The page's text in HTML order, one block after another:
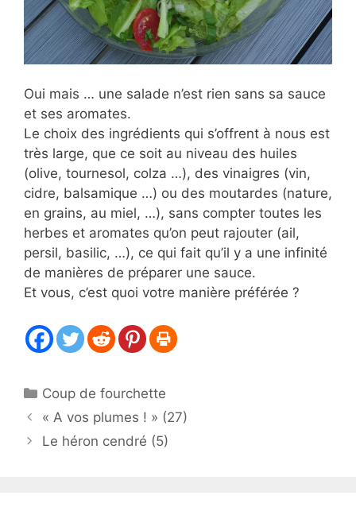
Oui mais … une salade n’est rien sans sa sauce
et ses aromates.
Le choix des ingrédients qui s’offrent à nous est
très large, que ce soit au niveau des huiles
(olive, tournesol, colza …), des vinaigres (vin,
cidre, balsamique …) ou des moutardes (nature,
en grains, au miel, …), sans compter toutes les
herbes et aromates qu’on peut rajouter (ail,
persil, basilic, …), ce qui fait qu’il y a une infinité
de manières de préparer une sauce.
Et vous, c’est quoi votre manière préférée ?
Catégories
Coup de fourchette
« A vos plumes ! » (27)
Le héron cendré (5)